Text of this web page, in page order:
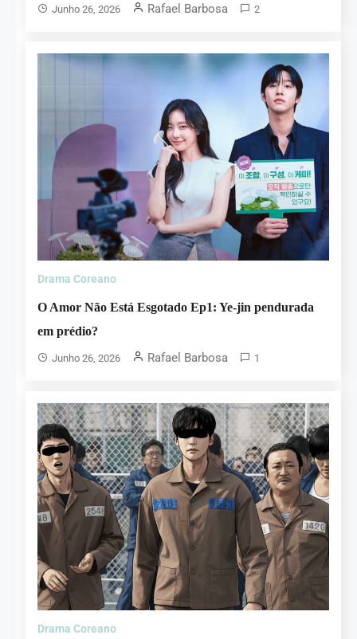
Junho 26, 2026 Rafael Barbosa 2
Drama Coreano
O Amor Não Está Esgotado Ep1: Ye-jin pendurada
em prédio?
Junho 26, 2026 Rafael Barbosa 1
Drama Coreano